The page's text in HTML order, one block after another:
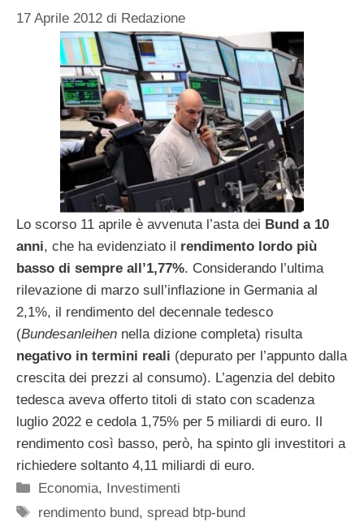
17 Aprile 2012 di Redazione
Lo scorso 11 aprile è avvenuta l’asta dei Bund a 10
anni, che ha evidenziato il rendimento lordo più
basso di sempre all’1,77%. Considerando l’ultima
rilevazione di marzo sull’inflazione in Germania al
2,1%, il rendimento del decennale tedesco
(Bundesanleihen nella dizione completa) risulta
negativo in termini reali (depurato per l’appunto dalla
crescita dei prezzi al consumo). L’agenzia del debito
tedesca aveva offerto titoli di stato con scadenza
luglio 2022 e cedola 1,75% per 5 miliardi di euro. Il
rendimento così basso, però, ha spinto gli investitori a
richiedere soltanto 4,11 miliardi di euro.
Categorie
Economia, Investimenti
Tag
rendimento bund,spread btp-bund